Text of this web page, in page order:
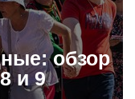
обзор
и 9